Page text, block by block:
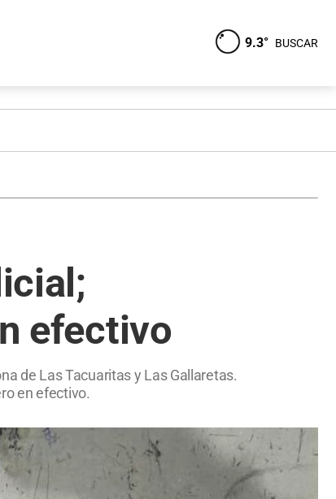
9.3° BUSCAR
efectivo
de Las Tacuaritas y Las Gallaretas.
en efectivo.